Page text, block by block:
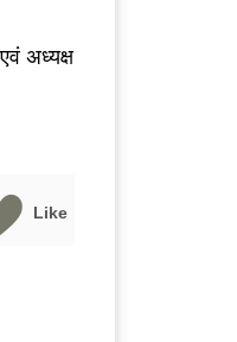
अध्यक्ष
Like